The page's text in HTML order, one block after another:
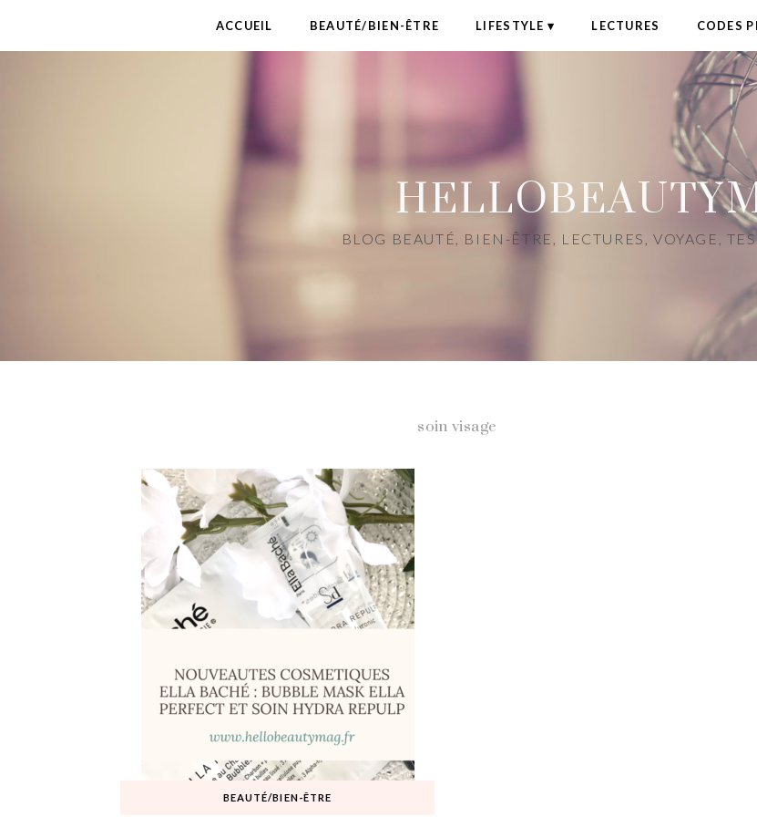
ACCUEIL BEAUTÉ/BIEN-ÊTRE LIFESTYLE LECTURES CODES
BLOG BEAUTÉ, BIEN-ÊTRE, LECTURES, VOYAGE,
soin visage
BEAUTÉ/BIEN-ÊTRE